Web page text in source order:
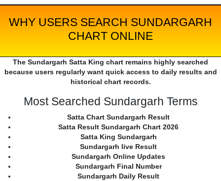
WHY USERS SEARCH SUNDARGARH
CHART ONLINE
The Sundargarh Satta King chart remains highly searched
because users regularly want quick access to daily results and
historical chart records.
Most Searched Sundargarh Terms
Satta Chart Sundargarh Result
Satta Result Sundargarh Chart 2026
Satta King Sundargarh
Sundargarh live Result
Sundargarh Online Updates
Sundargarh Final Number
Sundargarh Daily Result